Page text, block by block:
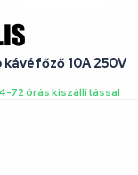
kávéfőző 10A 250V
72 órás kiszállítással